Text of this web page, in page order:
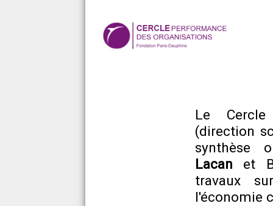
Le Cercle
(direction
synthèse
Lacan et
travaux
l'économie